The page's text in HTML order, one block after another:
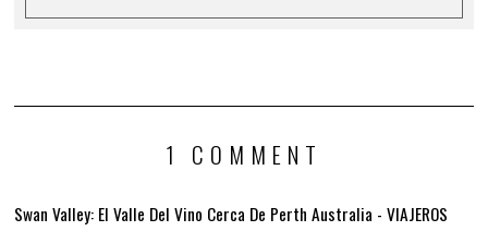
1 COMMENT
Swan Valley: El Valle Del Vino Cerca De Perth Australia - VIAJEROS